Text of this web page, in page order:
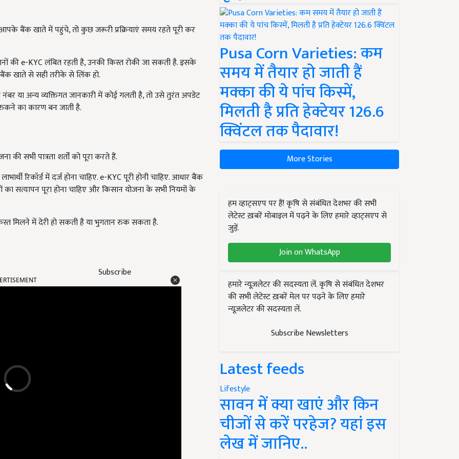
Subscribe
बैंक खाते में पहुंचे, तो कुछ जरूरी प्रक्रियाएं समय रहते पूरी कर
की e-KYC लंबित रहती है, उनकी किस्त रोकी जा सकती है. इसके
खाते से सही तरीके से लिंक हो.
या अन्य व्यक्तिगत जानकारी में कोई गलती है, तो उसे तुरंत अपडेट
का कारण बन जाती है.
की सभी पात्रता शर्तों को पूरा करते हैं.
रिकॉर्ड में दर्ज होना चाहिए. e-KYC पूरी होनी चाहिए. आधार बैंक
सत्यापन पूरा होना चाहिए और किसान योजना के सभी नियमों के
मिलने में देरी हो सकती है या भुगतान रुक सकता है.
Pusa Corn Varieties: कम
समय में तैयार हो जाती हैं
मक्का की ये पांच किस्में,
मिलती है प्रति हेक्टेयर 126.6
क्विंटल तक पैदावार!
More Stories
हम व्हाट्सएप पर हैं! कृषि से संबंधित देशभर की सभी
लेटेस्ट ख़बरें मोबाइल में पढ़ने के लिए हमारे व्हाट्सएप से
जुड़ें.
Join on WhatsApp
हमारे न्यूज़लेटर की सदस्यता लें. कृषि से संबंधित देशभर
की सभी लेटेस्ट ख़बरें मेल पर पढ़ने के लिए हमारे
न्यूज़लेटर की सदस्यता लें.
Subscribe Newsletters
Latest feeds
Lifestyle
सावन में क्या खाएं और किन
चीजों से करें परहेज? यहां इस
लेख में जानिए..